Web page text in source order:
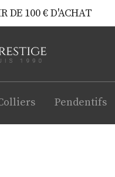
Pendentifs
DE 100 € D'ACHAT